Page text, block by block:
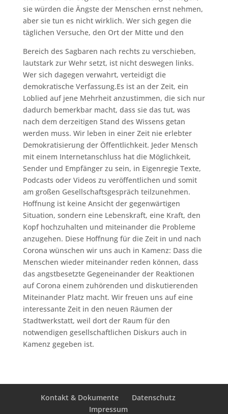
sie würden die Ängste der Menschen ernst nehmen,
aber sie tun es nicht wirklich. Wer sich gegen die
täglichen Versuche, den Ort der Mitte und den
Bereich des Sagbaren nach rechts zu verschieben,
lautstark zur Wehr setzt, ist nicht deswegen links.
Wer sich dagegen verwahrt, verteidigt die
demokratische Verfassung.Es ist an der Zeit, ein
Loblied auf jene Mehrheit anzustimmen, die sich nur
dadurch bemerkbar macht, dass sie das tut, was
nach dem derzeitigen Stand des Wissens getan
werden muss. Wir leben in einer Zeit nie erlebter
Demokratisierung der Öffentlichkeit. Jeder Mensch
mit einem Internetanschluss hat die Möglichkeit,
Sender und Empfänger zu sein, in Eigenregie Texte,
Podcasts oder Videos zu veröffentlichen und somit
am großen Gesellschaftsgespräch teilzunehmen.
Hoffnung ist keine Ansicht der gegenwärtigen
Situation, sondern eine Lebenskraft, eine Kraft, den
Kopf hochzuhalten und miteinander die Probleme
anzugehen. Diese Hoffnung für die Zeit in und nach
Corona wünschen wir uns auch in Kamenz: Dass die
Menschen wieder miteinander reden können, dass
das angstbesetzte Gegeneinander der Reaktionen
auf Corona einem zuhörenden und diskutierenden
Miteinander Platz macht. Wir freuen uns auf eine
interessante Zeit in den neuen Räumen der
Stadtwerkstatt, weil dort der Raum für den
notwendigen gesellschaftlichen Diskurs auch in
Kamenz gegeben ist.
Kontakt & Dokumente
Datenschutz
Impressum